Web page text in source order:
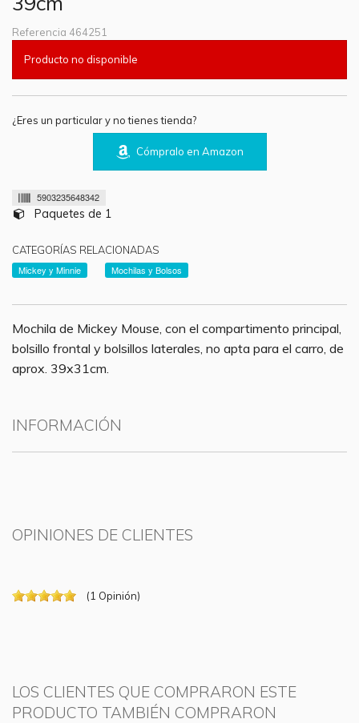
Referencia 464251
Producto no disponible
¿Eres un particular y no tienes tienda?
Cómpralo en Amazon
5903235648342
Paquetes de 1
CATEGORÍAS RELACIONADAS
Mickey y Minnie
Mochilas y Bolsos
Mochila de Mickey Mouse, con el compartimento principal,
bolsillo frontal y bolsillos laterales, no apta para el carro, de
aprox. 39x31cm.
INFORMACIÓN
OPINIONES DE CLIENTES
(1 Opinión)
LOS CLIENTES QUE COMPRARON ESTE
PRODUCTO TAMBIÉN COMPRARON